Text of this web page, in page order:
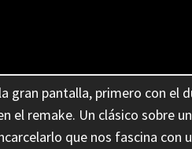
gran pantalla, primero con el
el remake. Un clásico sobre
que nos fascina